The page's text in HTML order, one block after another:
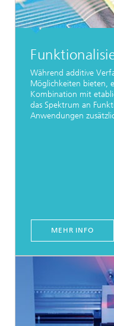
Während additive
Möglichkeiten bieten,
Kombination mit
das Spektrum an
Anwendungen
MEHR INFO